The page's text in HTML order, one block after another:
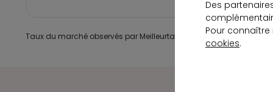
Taux du marché observés par Meilleurtaux, mis à jour le 03 08 2026.
Des
Pour
cookies.